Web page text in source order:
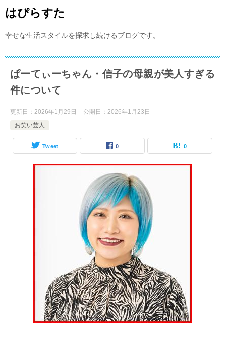
はぴらすた
幸せな生活スタイルを探求し続けるブログです。
ぱーてぃーちゃん・信子の母親が美人すぎる
件について
更新日： 2026年1月29日 公開日： 2026年1月23日
お笑い芸人
Tweet 0 0